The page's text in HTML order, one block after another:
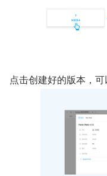
点击创建好的版本，可